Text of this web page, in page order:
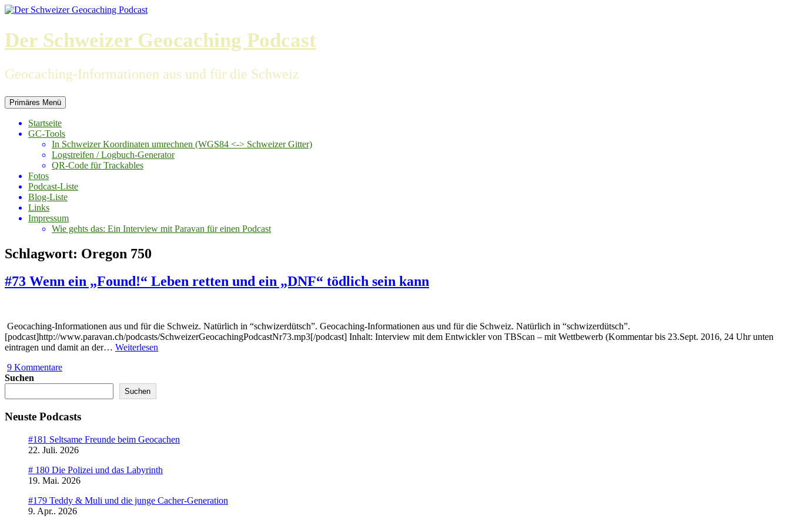
Zum
Der Schweizer Geocaching Podcast
Geocaching-Informationen aus und für die Schweiz
Primäres Menü
Startseite
GC-Tools
In Schweizer Koordinaten umrechnen (WGS84 <-> Schweizer Gitter)
Logstreifen / Logbuch-Generator
QR-Code für Trackables
Fotos
Podcast-Liste
Blog-Liste
Links
Impressum
Wie gehts das: Ein Interview mit Paravan für einen Podcast
Schlagwort: Oregon 750
#73 Wenn ein „Found!“ Leben retten und ein „DNF“ tödlich sein kann
Geocaching-Informationen aus und für die Schweiz. Natürlich in “schwizerdütsch”. Geocaching-Informationen aus und für die Schweiz. Natürlich in “schwizerdütsch”.
[podcast]http://www.paravan.ch/podcasts/SchweizerGeocachingPodcastNr73.mp3[/podcast] Inhalt: Interview mit dem Entwickler von TBScan – mit Wettbewerb (Kommentar bis 23.Sept. 2016, 24 Uhr unten
eintragen und damit an der… Weiterlesen
tödlich
9 Kommentare
Suchen
Suchen
Neuste Podcasts
#181 Seltsame Freunde beim Geocachen
22. Juli. 2026
# 180 Die Polizei und das Labyrinth
19. Mai. 2026
#179 Teddy & Muli und die junge Cacher-Generation
9. Apr.. 2026